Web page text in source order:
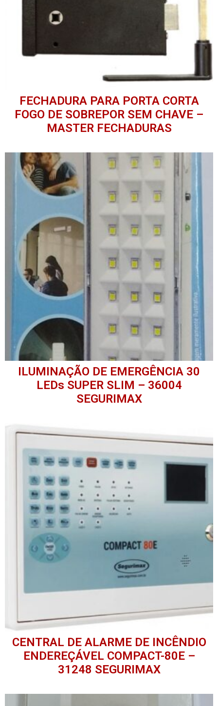
FECHADURA PARA PORTA CORTA
FOGO DE SOBREPOR SEM CHAVE –
MASTER FECHADURAS
ILUMINAÇÃO DE EMERGÊNCIA 30
LEDs SUPER SLIM – 36004
SEGURIMAX
CENTRAL DE ALARME DE INCÊNDIO
ENDEREÇÁVEL COMPACT-80E –
31248 SEGURIMAX